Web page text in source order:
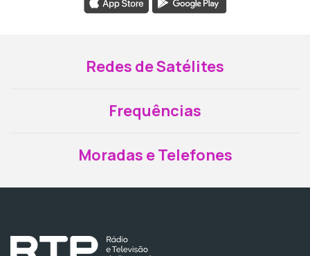
Redes de Satélites
Frequências
Moradas e Telefones